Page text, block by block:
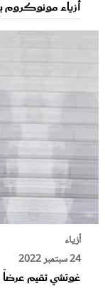
أزياء مونوكروم
أزياء
24 سبتمبر 2022
غوتشي تقيم